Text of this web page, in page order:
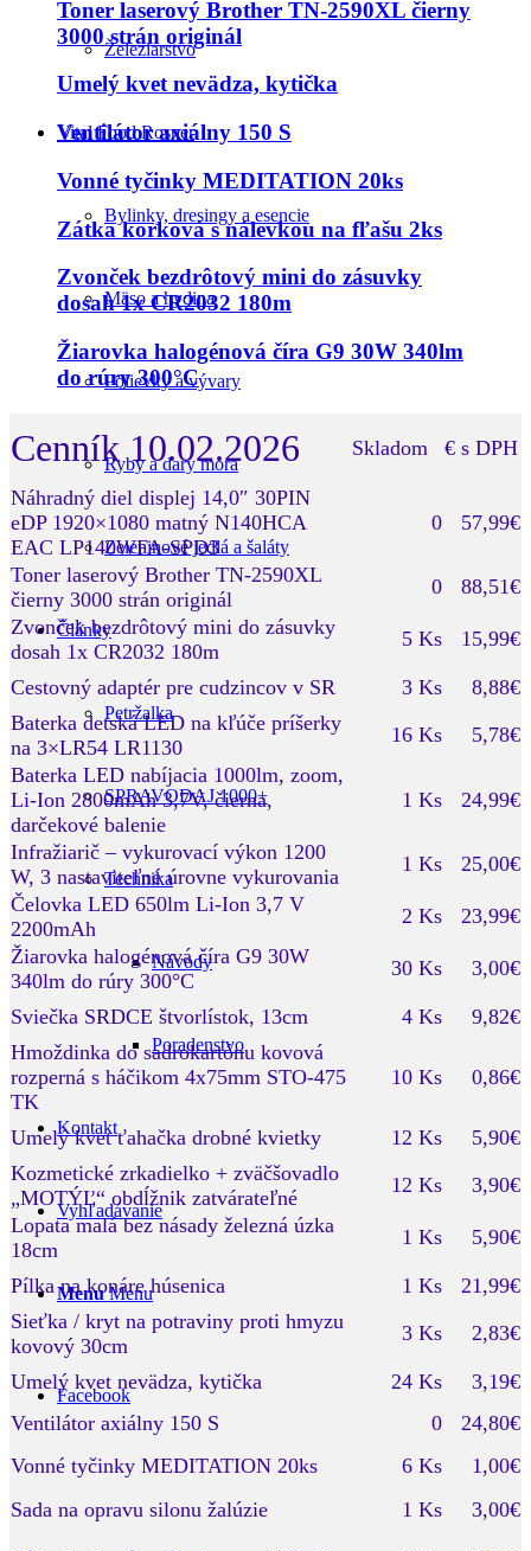
Železiarstvo
Vital Food Rosner
Bylinky, dresingy a esencie
Mäso a hydina
Polievky a vývary
Ryby a dary mora
Zeleninové jedlá a šaláty
Články
Petržalka
SPRAVODAJ 1000+
Technika
Návody
Poradenstvo
Kontakt
Vyhľadávanie
Menu Menu
Facebook
Toner laserový Brother TN-2590XL čierny
3000 strán originál
Umelý kvet nevädza, kytička
Ventilátor axiálny 150 S
Vonné tyčinky MEDITATION 20ks
Zátka korková s nálevkou na fľašu 2ks
Zvonček bezdrôtový mini do zásuvky
dosah 1x CR2032 180m
Žiarovka halogénová číra G9 30W 340lm
do rúry 300°C
Cenník 10.02.2026 Skladom € s DPH
Náhradný diel displej 14,0″ 30PIN
eDP 1920×1080 matný N140HCA
EAC LP140WFA-SPD3
0 57,99€
Toner laserový Brother TN-2590XL
čierny 3000 strán originál
0
88,51€
Zvonček bezdrôtový mini do zásuvky
dosah 1x CR2032 180m
5 Ks 15,99€
Cestovný adaptér pre cudzincov v SR 3 Ks
8,88€
Baterka detská LED na kľúče príšerky
na 3×LR54 LR1130
16 Ks
5,78€
Baterka LED nabíjacia 1000lm, zoom,
Li-Ion 2800mAh 3,7V, čierna,
darčekové balenie
1 Ks 24,99€
Infražiarič – vykurovací výkon 1200
W, 3 nastaviteľné úrovne vykurovania
1 Ks
25,00€
Čelovka LED 650lm Li-Ion 3,7 V
2200mAh
2 Ks
23,99€
Žiarovka halogénová číra G9 30W
340lm do rúry 300°C
30 Ks 3,00€
Sviečka SRDCE štvorlístok, 13cm 4 Ks
9,82€
Hmoždinka do sadrokartónu kovová
rozperná s háčikom 4x75mm STO-475
TK
10 Ks 0,86€
Umelý kvet ťahačka drobné kvietky 12 Ks
5,90€
Kozmetické zrkadielko + zväčšovadlo
„MOTÝĽ“ obdĺžnik zatvárateľné
12 Ks
3,90€
Lopata malá bez násady železná úzka
18cm
1 Ks 5,90€
Pílka na konáre húsenica 1 Ks
21,99€
Sieťka / kryt na potraviny proti hmyzu
kovový 30cm
3 Ks 2,83€
Umelý kvet nevädza, kytička 24 Ks
3,19€
Ventilátor axiálny 150 S
0
24,80€
Vonné tyčinky MEDITATION 20ks
6 Ks
1,00€
Sada na opravu silonu žalúzie
1 Ks 3,00€